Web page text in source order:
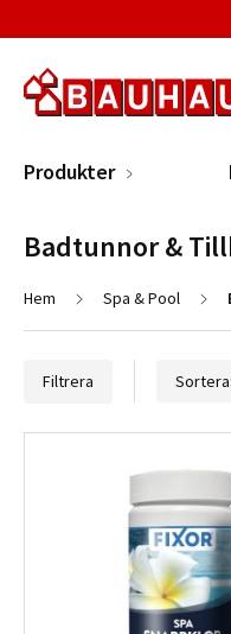
Produkter
Filtrera Sortera:
Badtunnor &
Hem Spa & Pool